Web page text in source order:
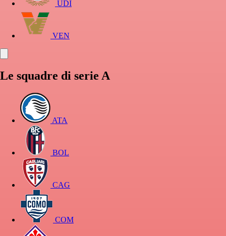
UDI
VEN
Le squadre di serie A
ATA
BOL
CAG
COM